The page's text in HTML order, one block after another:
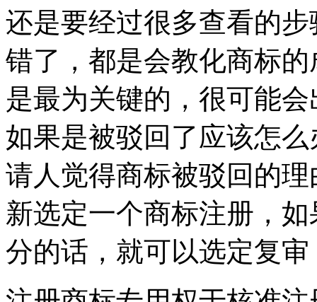
还是要经过很多查看的
错了，都是会教化商标
是最为关键的，很可能
如果是被驳回了应该怎
请人觉得商标被驳回的
新选定一个商标注册，
分的话，就可以选定复